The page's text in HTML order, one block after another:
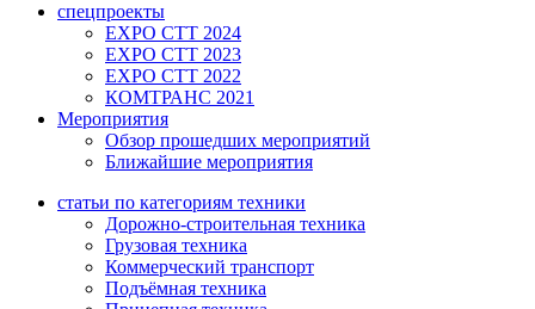
спецпроекты
EXPO CTT 2024
EXPO CTT 2023
EXPO CTT 2022
КОМТРАНС 2021
Мероприятия
Обзор прошедших мероприятий
Ближайшие мероприятия
статьи по категориям техники
Дорожно-строительная техника
Грузовая техника
Коммерческий транспорт
Подъёмная техника